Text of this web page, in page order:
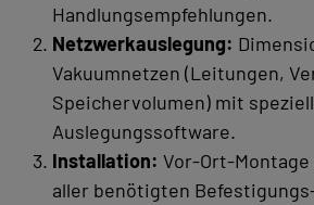
Handlungsempfehlungen.
Netzwerkauslegung:
Vakuumnetzen (Leitungen,
Speichervolumen) mit
Auslegungssoftware.
Installation: Vor-
aller benötigten